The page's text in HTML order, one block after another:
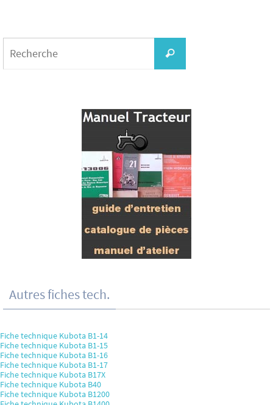
Recherche
Autres fiches tech.
Fiche technique Kubota B1-14
Fiche technique Kubota B1-15
Fiche technique Kubota B1-16
Fiche technique Kubota B1-17
Fiche technique Kubota B17X
Fiche technique Kubota B40
Fiche technique Kubota B1200